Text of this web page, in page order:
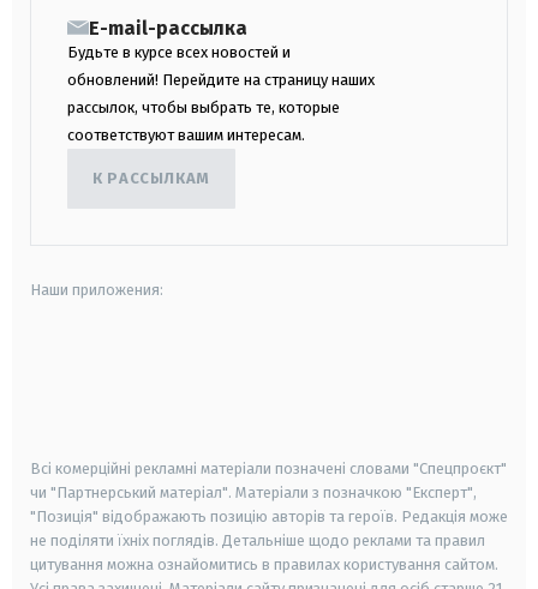
E-mail-рассылка
Будьте в курсе всех новостей и
обновлений! Перейдите на страницу наших
рассылок, чтобы выбрать те, которые
соответствуют вашим интересам.
К РАССЫЛКАМ
Наши приложения:
Всі комерційні рекламні матеріали позначені словами "Спецпроєкт"
чи "Партнерський матеріал". Матеріали з позначкою "Експерт",
"Позиція" відображають позицію авторів та героїв. Редакція може
не поділяти їхніх поглядів. Детальніше щодо реклами та правил
цитування можна ознайомитись в правилах користування сайтом.